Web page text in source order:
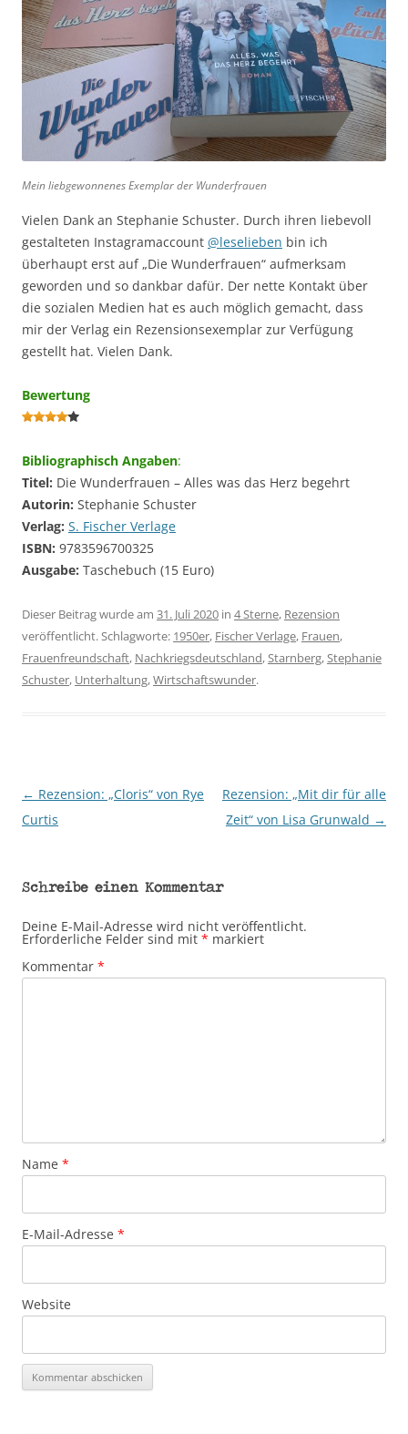
Mein liebgewonnenes Exemplar der Wunderfrauen
Vielen Dank an Stephanie Schuster. Durch ihren liebevoll
gestalteten Instagramaccount @leselieben bin ich
überhaupt erst auf „Die Wunderfrauen“ aufmerksam
geworden und so dankbar dafür. Der nette Kontakt über
die sozialen Medien hat es auch möglich gemacht, dass
mir der Verlag ein Rezensionsexemplar zur Verfügung
gestellt hat. Vielen Dank.
Bewertung
Bibliographisch Angaben:
Titel: Die Wunderfrauen – Alles was das Herz begehrt
Autorin: Stephanie Schuster
Verlag: S. Fischer Verlage
ISBN: 9783596700325
Ausgabe: Taschebuch (15 Euro)
Dieser Beitrag wurde am 31. Juli 2020 in 4 Sterne, Rezension
veröffentlicht. Schlagworte: 1950er, Fischer Verlage, Frauen,
Frauenfreundschaft, Nachkriegsdeutschland,Starnberg,Stephanie
Schuster, Unterhaltung,Wirtschaftswunder.
Beitragsnavigation
← Rezension: „Cloris“ von Rye
Curtis
Rezension: „Mit dir für alle
Zeit“ von Lisa Grunwald →
Schreibe einen Kommentar
Deine E-Mail-Adresse wird nicht veröffentlicht.
Erforderliche Felder sind mit * markiert
Kommentar *
Name *
E-Mail-Adresse *
Website